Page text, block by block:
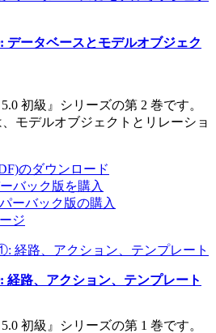
データベースとモデルオブジェク
初級』シリーズの第 2 巻です。
モデルオブジェクトとリレーショ
のダウンロード
バック版を購入
ーバック版の購入
ジ
路、アクション、テンプレート
初級』シリーズの第 1 巻です。